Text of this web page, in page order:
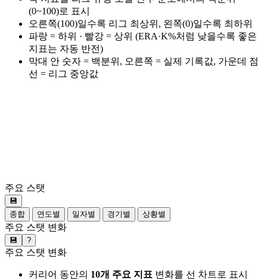
(0~100)로 표시
오른쪽(100)일수록 리그 최상위, 왼쪽(0)일수록 최하위
파랑 = 하위 · 빨강 = 상위 (ERA·K%처럼 낮을수록 좋은
지표는 자동 반전)
막대 안 숫자 = 백분위, 오른쪽 = 실제 기록값, 가운데 점
선 = 리그 중앙값
주요 스탯
💾
종합
연도별 일자별 경기별 상황별
주요 스탯 변화
💾 ?
주요 스탯 변화
커리어 동안의 10개 주요 지표 변화를 선 차트로 표시